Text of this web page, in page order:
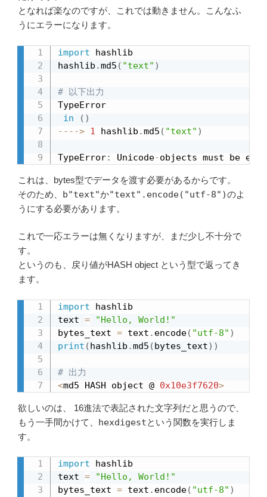
となれば楽なのですが、これでは動きません。こんなふ
うにエラーになります。
import hashlib
hashlib .md5 ( "text" )
# 以下出力
TypeError
in
( )
- - - -> 1 hashlib .md5 ( "text" )
TypeError: Unicode-objects must be
これは、bytes型でデータを渡す必要があるからです。
そのため、 b"text"か"text".encode("utf-8")のよ
うにする必要があります。
これで一応エラーは無くなりますが、まだ少し不十分で
す。
というのも、戻り値がHASH object という型で返ってき
ます。
import hashlib
text =
"Hello, World!"
bytes_text = text . encode( "utf-8" )
print (hashlib .md5 (bytes_text) )
# 出力
<md5 HASH object @ 0x10e3f7620>
欲しいのは、 16進法で表記された文字列だと思うので、
もう一手間かけて、 hexdigestという関数を実行しま
す。
import hashlib
text =
"Hello, World!"
bytes_text = text . encode( "utf-8" )